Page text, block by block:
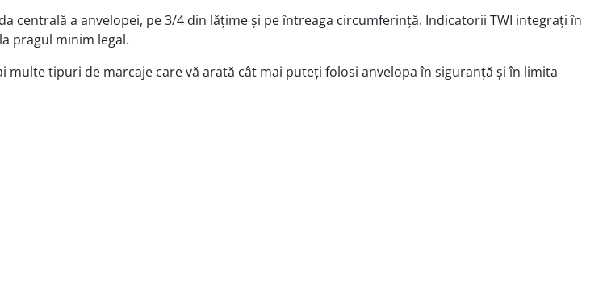
centrală a anvelopei, pe 3/4 din lățime și pe întreaga circumferință. Indicatorii TWI integrați în
pragul minim legal.
multe tipuri de marcaje care vă arată cât mai puteți folosi anvelopa în siguranță și în limita